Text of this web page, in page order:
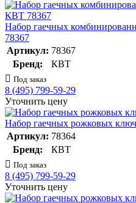
Набор гаечных
78367
Артикул: 78367
Бренд:
КВТ
Под заказ
8 (495) 799-59-29
Уточнить цену
Набор гаечных рожковых
Артикул: 78364
Бренд:
КВТ
Под заказ
8 (495) 799-59-29
Уточнить цену